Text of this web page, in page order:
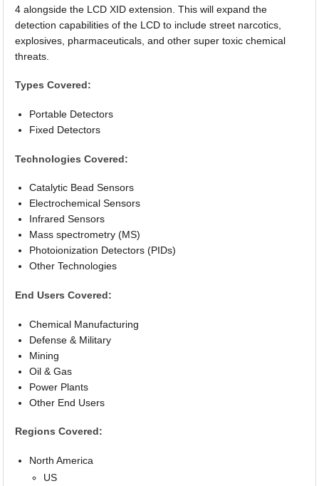
4 alongside the LCD XID extension. This will expand the
detection capabilities of the LCD to include street narcotics,
explosives, pharmaceuticals, and other super toxic chemical
threats.
Types Covered:
Portable Detectors
Fixed Detectors
Technologies Covered:
Catalytic Bead Sensors
Electrochemical Sensors
Infrared Sensors
Mass spectrometry (MS)
Photoionization Detectors (PIDs)
Other Technologies
End Users Covered:
Chemical Manufacturing
Defense & Military
Mining
Oil & Gas
Power Plants
Other End Users
Regions Covered:
North America
US